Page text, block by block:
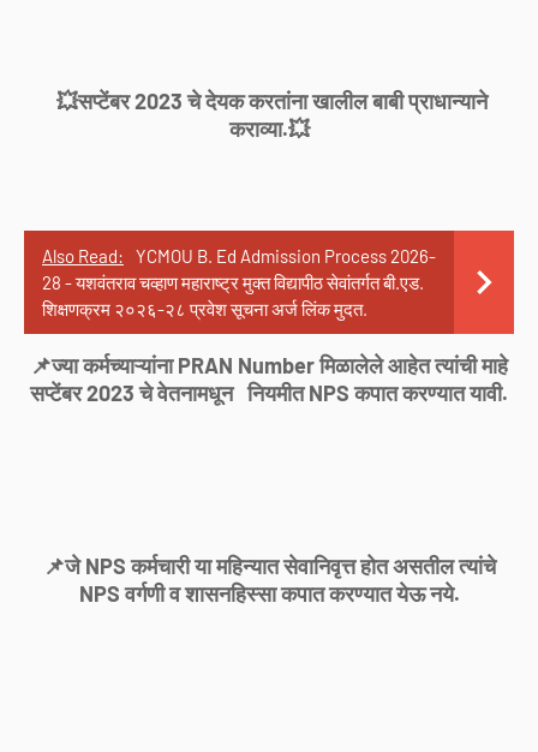
💥सप्टेंबर 2023 चे देयक करतांना खालील बाबी प्राधान्याने
कराव्या.💥
Also Read:
YCMOU B. Ed Admission Process 2026-
28 - यशवंतराव चव्हाण महाराष्ट्र मुक्त विद्यापीठ सेवांतर्गत बी.एड.
शिक्षणक्रम २०२६-२८ प्रवेश सूचना अर्ज लिंक मुदत.
📌ज्या कर्मच्याऱ्यांना PRAN Number मिळालेले आहेत त्यांची माहे
सप्टेंबर 2023 चे वेतनामधून नियमीत NPS कपात करण्यात यावी.
📌जे NPS कर्मचारी या महिन्यात सेवानिवृत्त होत असतील त्यांचे
NPS वर्गणी व शासनहिस्सा कपात करण्यात येऊ नये.